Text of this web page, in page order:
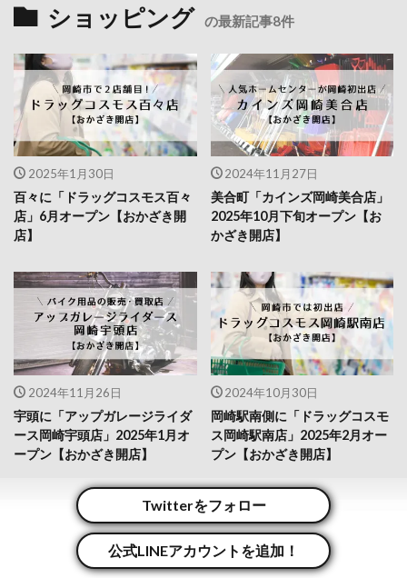
Twitterをフォロー
公式LINEアカウントを追加！
ショッピング の最新記事8件
2025年1月30日
百々に「ドラッグコスモス百々
店」6月オープン【おかざき開
店】
2024年11月27日
美合町「カインズ岡崎美合店」
2025年10月下旬オープン【お
かざき開店】
2024年11月26日
宇頭に「アップガレージライダ
ース岡崎宇頭店」2025年1月オ
ープン【おかざき開店】
2024年10月30日
岡崎駅南側に「ドラッグコスモ
ス岡崎駅南店」2025年2月オー
プン【おかざき開店】